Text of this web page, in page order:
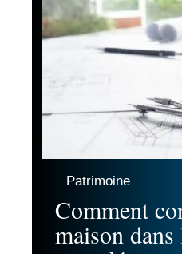
Patrimoine
Comment
maison